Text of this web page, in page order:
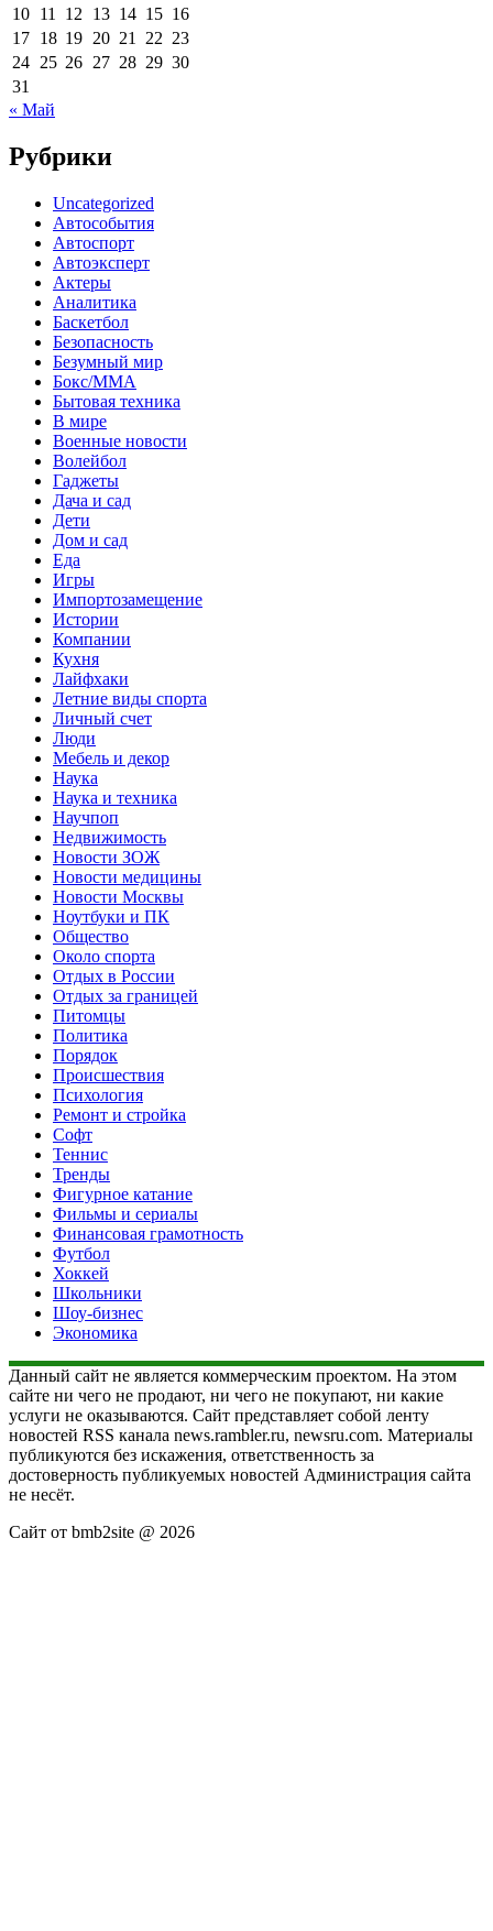
10 11 12 13 14 15 16
17 18 19 20 21 22 23
24 25 26 27 28 29 30
31
« Май
Рубрики
Uncategorized
Автособытия
Автоспорт
Автоэксперт
Актеры
Аналитика
Баскетбол
Безопасность
Безумный мир
Бокс/MMA
Бытовая техника
В мире
Военные новости
Волейбол
Гаджеты
Дача и сад
Дети
Дом и сад
Еда
Игры
Импортозамещение
Истории
Компании
Кухня
Лайфхаки
Летние виды спорта
Личный счет
Люди
Мебель и декор
Наука
Наука и техника
Научпоп
Недвижимость
Новости ЗОЖ
Новости медицины
Новости Москвы
Ноутбуки и ПК
Общество
Около спорта
Отдых в России
Отдых за границей
Питомцы
Политика
Порядок
Происшествия
Психология
Ремонт и стройка
Софт
Теннис
Тренды
Фигурное катание
Фильмы и сериалы
Финансовая грамотность
Футбол
Хоккей
Школьники
Шоу-бизнес
Экономика
Данный сайт не является коммерческим проектом. На этом
сайте ни чего не продают, ни чего не покупают, ни какие
услуги не оказываются. Сайт представляет собой ленту
новостей RSS канала news.rambler.ru, newsru.com. Материалы
публикуются без искажения, ответственность за
достоверность публикуемых новостей Администрация сайта
не несёт.
Сайт от bmb2site @ 2026